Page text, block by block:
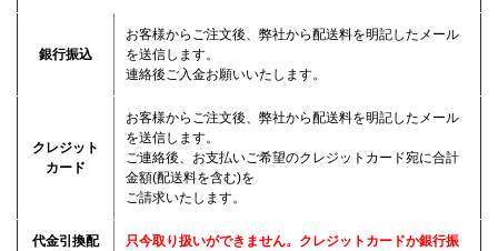
銀行振込
お客様からご注文後、弊社から配送料を明記したメール
を送信します。
連絡後ご入金お願いいたします。
クレジット
カード
お客様からご注文後、弊社から配送料を明記したメール
を送信します。
ご連絡後、お支払いご希望のクレジットカード宛に合計
金額(配送料を含む)を
ご請求いたします。
代金引換配
只今取り扱いができません。クレジットカードか銀行振